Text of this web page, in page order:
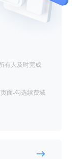
有人及时完成
面-勾选续费域